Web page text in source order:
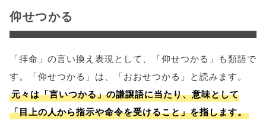
仰せつかる
「拝命」の言い換え表現として、「仰せつかる」も類語で
す。「仰せつかる」は、「おおせつかる」と読みます。
元々は「言いつかる」の謙譲語に当たり、意味として
「目上の人から指示や命令を受けること」を指します。